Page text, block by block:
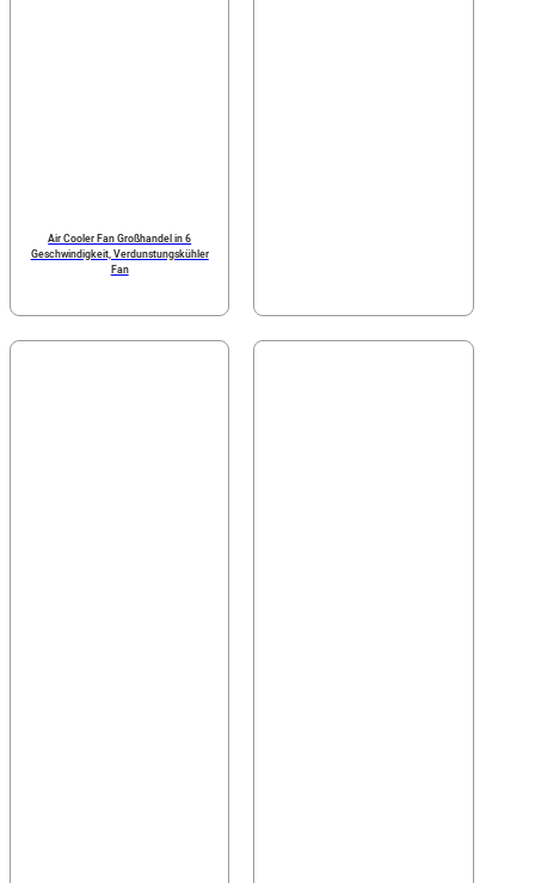
Air Cooler Fan Großhandel in 6
Geschwindigkeit, Verdunstungskühler
Fan